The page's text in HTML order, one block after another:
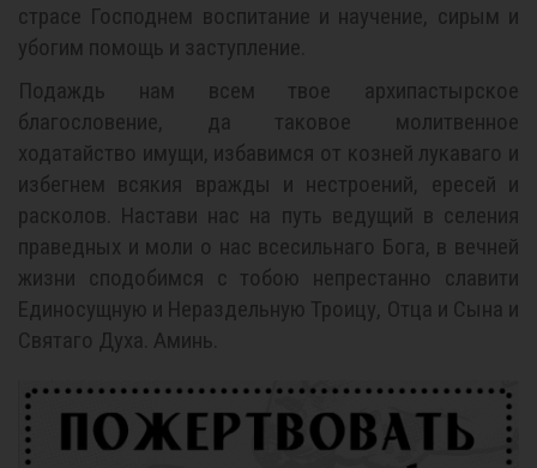
страсе Господнем воспитание и научение, сирым и
убогим помощь и заступление.
Подаждь нам всем твое архипастырское
благословение, да таковое молитвенное
ходатайство имущи, избавимся от козней лукаваго и
избегнем всякия вражды и нестроений, ересей и
расколов. Настави нас на путь ведущий в селения
праведных и моли о нас всесильнаго Бога, в вечней
жизни сподобимся с тобою непрестанно славити
Единосущную и Нераздельную Троицу, Отца и Сына и
Святаго Духа. Аминь.